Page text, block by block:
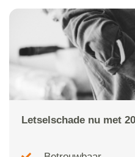
Letselschade nu met